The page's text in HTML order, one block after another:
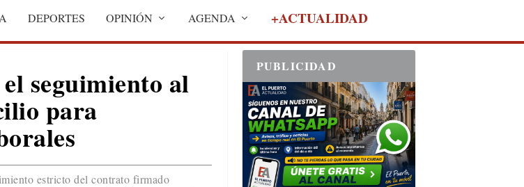
DEPORTES OPINIÓN AGENDA +ACTUALIDAD
seguimiento al
para
estricto del contrato firmado
PUBLICIDAD